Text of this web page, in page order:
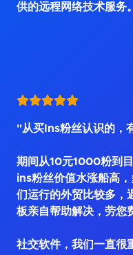
供的远程网络技术服务
"从买Ins粉丝认识的，
期间从10元1000粉到
ins粉丝价值水涨船高
们运行的外贸比较多，
板亲自帮助解决，劳您
社交软件，我们一直很